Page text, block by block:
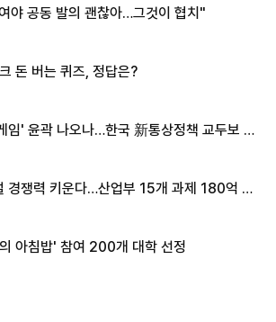
야 공동 발의 괜찮아…그것이 협치"
돈 버는 퀴즈, 정답은?
임' 윤곽 나오나…한국 新통상정책 교두보 활
경쟁력 키운다…산업부 15개 과제 180억 지
아침밥' 참여 200개 대학 선정